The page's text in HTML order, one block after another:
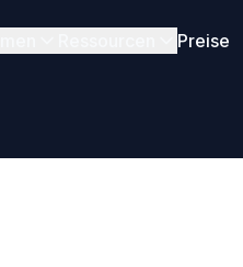
Preise